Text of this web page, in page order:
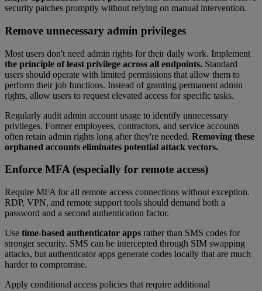
security patches promptly without relying on manual intervention.
Remove unnecessary admin privileges
Most users don't need admin rights for their daily work. Implement
the principle of least privilege across all endpoints. Standard
users should operate with limited permissions that allow them to
perform their job functions. Instead of granting permanent admin
rights, allow users to request elevated access for specific tasks.
Regularly audit admin account usage to identify unnecessary
privileges. Former employees, contractors, and service accounts
often retain admin rights long after they're needed. Removing these
orphaned accounts eliminates potential attack vectors.
Enforce MFA (especially for remote access)
Require MFA for all remote access connections without exception.
RDP, VPN, and remote support tools should demand both a
password and a second authentication factor.
Use time-based authenticator apps rather than SMS codes for
stronger security. SMS can be intercepted through SIM swapping
attacks, but authenticator apps generate codes locally that are much
harder to compromise.
Apply conditional access policies that require additional